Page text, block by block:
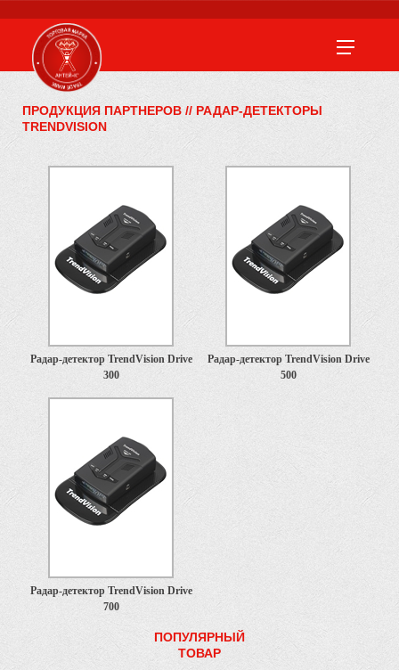
ПРОДУКЦИЯ ПАРТНЕРОВ // РАДАР-ДЕТЕКТОРЫ
TRENDVISION
Радар-детектор TrendVision Drive
300
Радар-детектор TrendVision Drive
500
Радар-детектор TrendVision Drive
700
ПОПУЛЯРНЫЙ
ТОВАР